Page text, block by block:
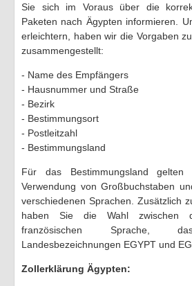
Feiertage 2026
Ich ..
Sie sich im Voraus über die
Paketen nach Ägypten informieren.
erleichtern, haben wir die Vorgaben
zusammengestellt:
- Name des Empfängers
- Hausnummer und Straße
- Bezirk
- Bestimmungsort
- Postleitzahl
- Bestimmungsland
Für das Bestimmungsland
Verwendung von Großbuchstaben
verschiedenen Sprachen. Zusätzlich
haben Sie die Wahl zwischen
französischen Sprache,
Landesbezeichnungen EGYPT und
Zollerklärung Ägypten: